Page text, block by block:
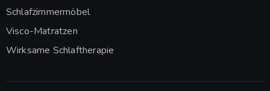
Schlafzimmermöbel
Visco-Matratzen
Wirksame Schlaftherapie